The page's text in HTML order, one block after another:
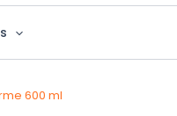
600 ml